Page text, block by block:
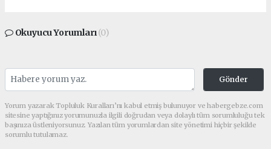
Okuyucu Yorumları(0)
Gönder
Yorum yazarak Topluluk Kuralları’nı kabul etmiş bulunuyor ve habergebze.com
sitesine yaptığınız yorumunuzla ilgili doğrudan veya dolaylı tüm sorumluluğu tek
başınıza üstleniyorsunuz. Yazılan tüm yorumlardan site yönetimi hiçbir şekilde
sorumlu tutulamaz.